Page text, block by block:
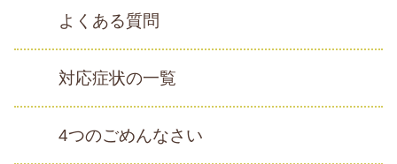
よくある質問
対応症状の一覧
4つのごめんなさい